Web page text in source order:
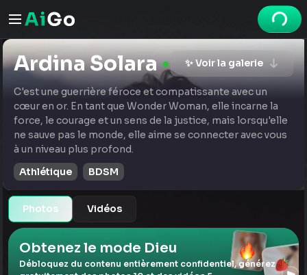
Ardina Solara ✨ Voir la galerie
C'est une guerrière féroce et compatissante avec un
cœur en or. En tant que Wonder Woman, elle incarne la
force, le courage et un sens de la justice, mais lorsqu'elle
ne sauve pas le monde, elle aime se connecter avec vous
à un niveau plus profond.
Athlétique
BDSM
Photos Vidéos
Obtenez le mode Dieu
Débloquez du contenu entièrement confidentiel, générez